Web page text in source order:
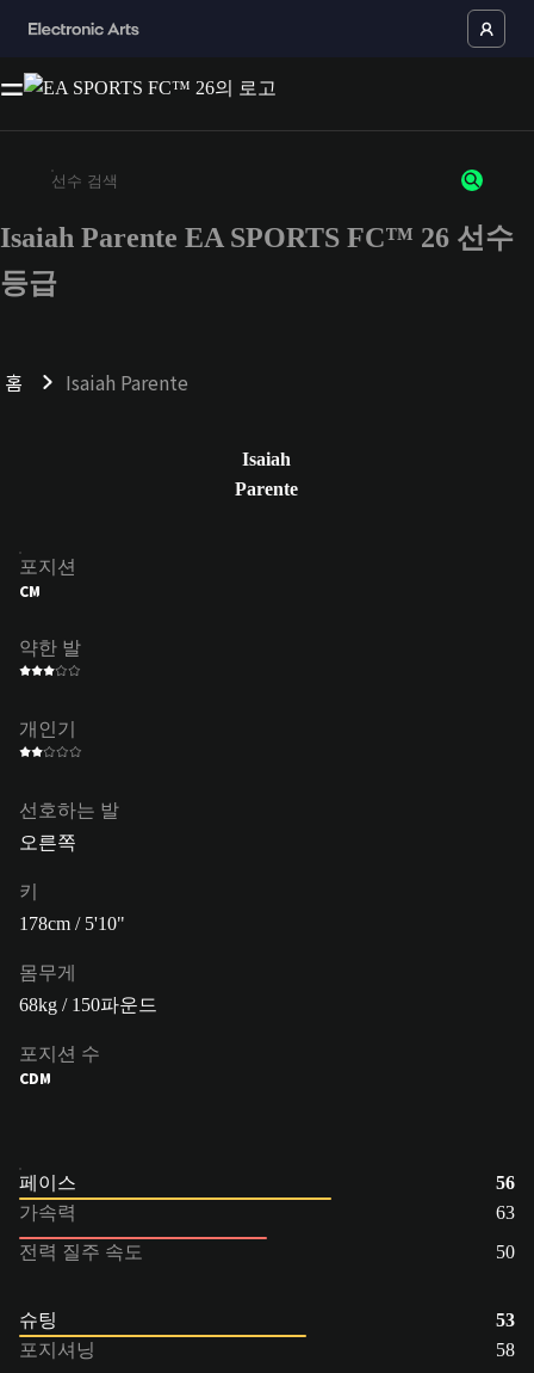
최소 3자 이상의 문자 또는 숫자를 입력하세요
Isaiah Parente EA SPORTS FC™ 26 선수
등급
홈 Isaiah Parente
Isaiah
Parente
포지션
CM
약한 발
개인기
선호하는 발
오른쪽
키
178cm / 5'10"
몸무게
68kg / 150파운드
포지션 수
CDM
페이스
56
가속력
63
전력 질주 속도
50
슈팅
53
포지셔닝
58